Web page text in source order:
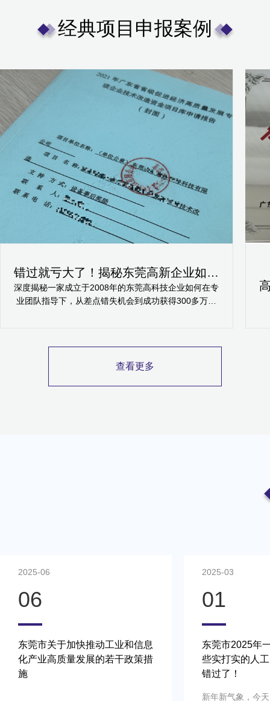
经典项目申报案例
错过就亏大了！揭秘东莞高新企业如何
轻松拿下省级技术改造项目300万补贴
深度揭秘一家成立于2008年的东莞高科技企业如何在专
业团队指导下，从差点错失机会到成功获得300多万元
查看更多
2025-03
01
东莞市2025年一号文发布，这
些实打实的人工智能政策补贴别
错过了！
2025-01
11
2024年东莞市
智能工厂（车
指南
围绕市政府“加快